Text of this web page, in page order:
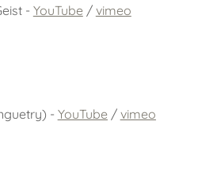
- YouTube / vimeo
- YouTube / vimeo